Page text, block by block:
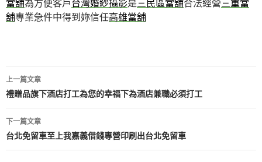
當舖為方便客戶台灣婚紗攝影是三民區當舖合法經營三重當
舖專業急件中得到妳信任高雄當舖
文
章
導
航
列
上一篇文章
禮贈品旗下酒店打工為您的幸福下為酒店兼職必須打工
下一篇文章
台北免留車至上我嘉義借錢專營印刷出台北免留車